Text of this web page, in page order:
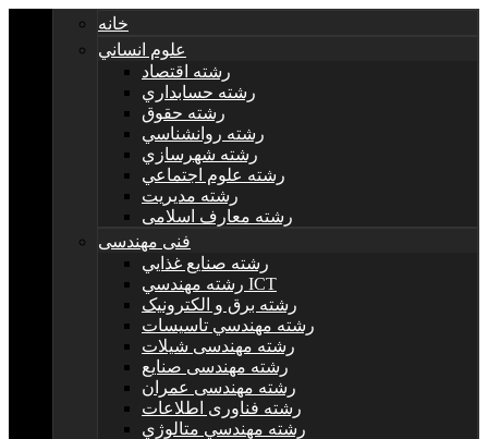
خانه
علوم انساني
رشته اقتصاد
رشته حسابداري
رشته حقوق
رشته روانشناسي
رشته شهرسازي
رشته علوم اجتماعي
رشته مديريت
رشته معارف اسلامی
فنی مهندسی
رشته صنايع غذايي
رشته مهندسي ICT
رشته برق و الکترونيک
رشته مهندسي تاسيسات
رشته مهندسی شیلات
رشته مهندسی صنایع
رشته مهندسی عمران
رشته فناوری اطلاعات
رشته مهندسي متالوژي